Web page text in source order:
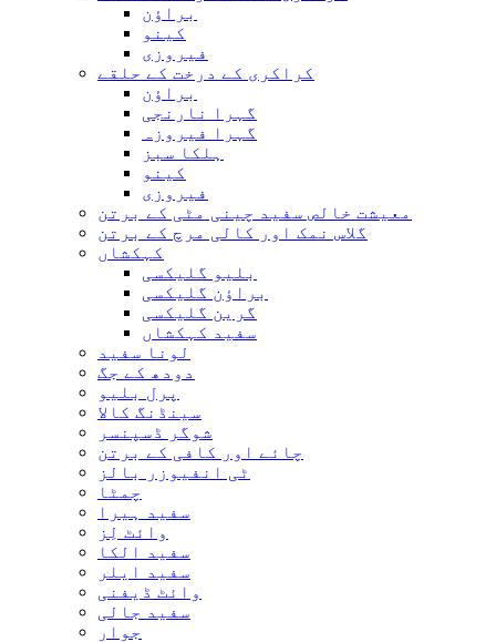
براؤن
کینو
فیروزی
کراکری کے درخت کے حلقے
براؤن
گہرا نارنجی
گہرا فیروزہ
ہلکا سبز
کینو
فیروزی
معیشت خالص سفید چینی مٹی کے برتن
گلاس نمک اور کالی مرچ کے برتن
کہکشاں
بلیو گلیکسی
براؤن گلیکسی
گرین گلیکسی
سفید کہکشاں
لونا سفید
دودھ کے جگ
پرل بلیو
سینڈنگ کالا
شوگر ڈسپنسر
چائے اور کافی کے برتن
ٹی انفیوزر بالز
چمٹا
سفید ہیرا
وائٹ لِز
سفید الکا
سفید ایلر
وائٹ ڈیفنی
سفید جالی
جوار